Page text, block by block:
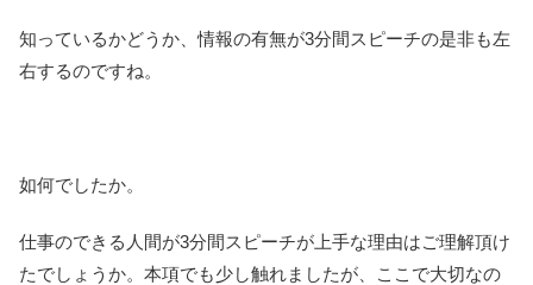
知っているかどうか、情報の有無が3分間スピーチの是非も左
右するのですね。
如何でしたか。
仕事のできる人間が3分間スピーチが上手な理由はご理解頂け
たでしょうか。本項でも少し触れましたが、ここで大切なの